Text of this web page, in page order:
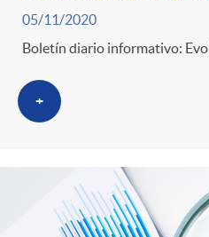
05/11/2020
Boletín diario informativo:
+